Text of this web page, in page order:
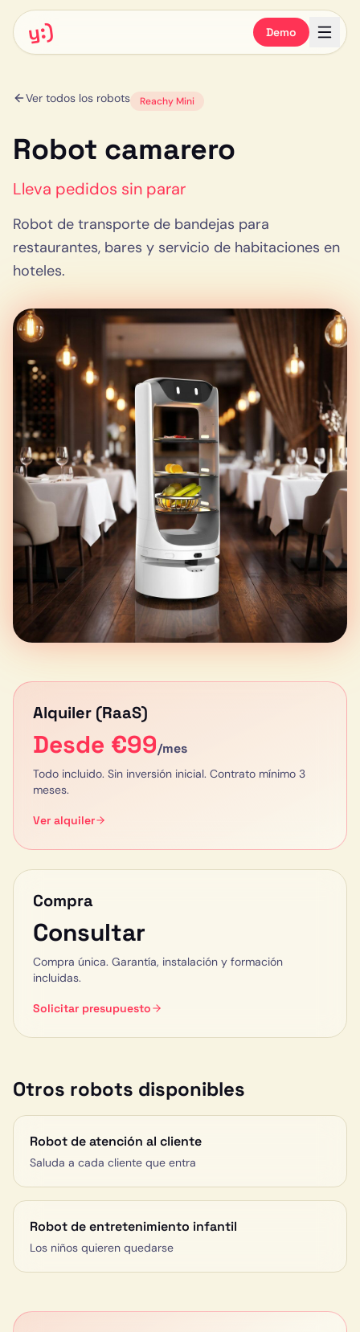
y:) Demo
Ver todos los robots Reachy Mini
Robot camarero
Lleva pedidos sin parar
Robot de transporte de bandejas para
restaurantes, bares y servicio de habitaciones en
hoteles.
Alquiler (RaaS)
Desde €99/mes
Todo incluido. Sin inversión inicial. Contrato mínimo 3
meses.
Ver alquiler
Compra
Consultar
Compra única. Garantía, instalación y formación
incluidas.
Solicitar presupuesto
Otros robots disponibles
Robot de atención al cliente
Saluda a cada cliente que entra
Robot de entretenimiento infantil
Los niños quieren quedarse